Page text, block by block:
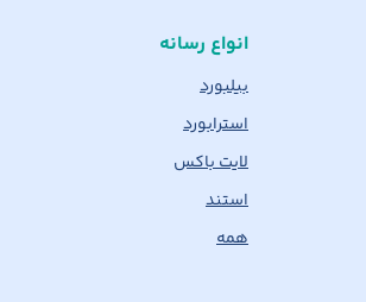
انواع رسانه
بیلبورد
استرابورد
لایت باکس
استند
همه